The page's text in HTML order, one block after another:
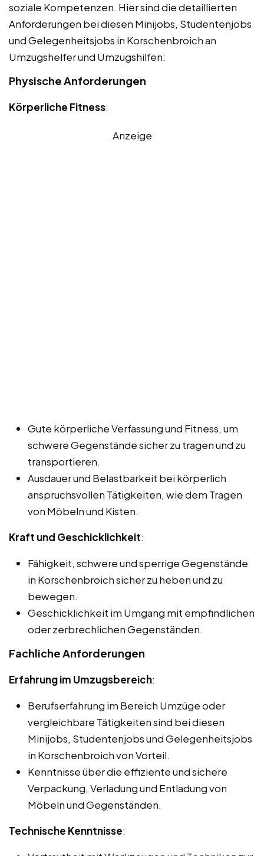
soziale Kompetenzen. Hier sind die detaillierten
Anforderungen bei diesen Minijobs, Studentenjobs
und Gelegenheitsjobs in Korschenbroich an
Umzugshelfer und Umzugshilfen:
Physische Anforderungen
Körperliche Fitness:
Anzeige
Gute körperliche Verfassung und Fitness, um
schwere Gegenstände sicher zu tragen und zu
transportieren.
Ausdauer und Belastbarkeit bei körperlich
anspruchsvollen Tätigkeiten, wie dem Tragen
von Möbeln und Kisten.
Kraft und Geschicklichkeit:
Fähigkeit, schwere und sperrige Gegenstände
in Korschenbroich sicher zu heben und zu
bewegen.
Geschicklichkeit im Umgang mit empfindlichen
oder zerbrechlichen Gegenständen.
Fachliche Anforderungen
Erfahrung im Umzugsbereich:
Berufserfahrung im Bereich Umzüge oder
vergleichbare Tätigkeiten sind bei diesen
Minijobs, Studentenjobs und Gelegenheitsjobs
in Korschenbroich von Vorteil.
Kenntnisse über die effiziente und sichere
Verpackung, Verladung und Entladung von
Möbeln und Gegenständen.
Technische Kenntnisse: